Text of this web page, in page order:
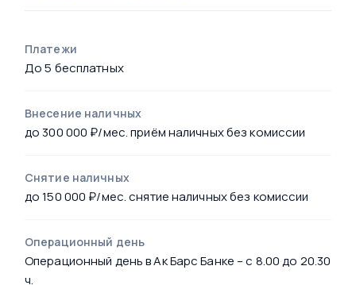
Платежи
До 5 бесплатных
Внесение наличных
до 300 000 ₽/мес. приём наличных без комиссии
Снятие наличных
до 150 000 ₽/мес. снятие наличных без комиссии
Операционный день
Операционный день в Ак Барс Банке – с 8.00 до 20.30
ч.